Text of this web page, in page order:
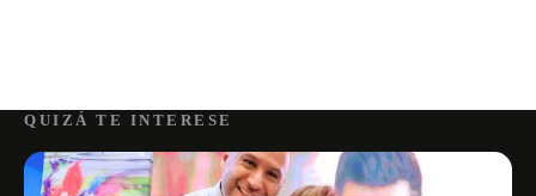
QUIZÁ TE INTERESE